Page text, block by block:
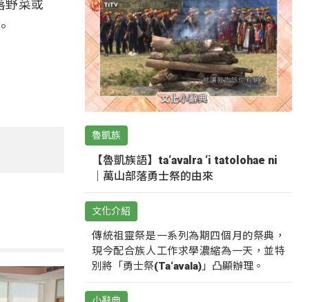
野菜或
魯凱族
【魯凱族語】ta‘avalra ‘i tatolohae ni
｜萬山部落勇士祭的由來
文化介紹
傳統祖靈祭是一系列為期四個月的祭典，
現今配合族人工作求學濃縮為一天，並特
別將「勇士祭(Ta‘avala)」凸顯辦理。